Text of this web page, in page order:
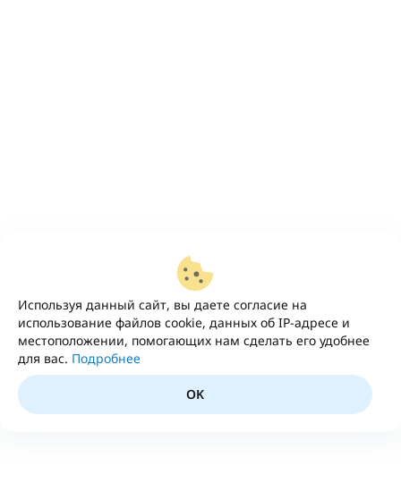
Используя данный сайт, вы даете согласие на
использование файлов cookie, данных об IP-адресе и
местоположении, помогающих нам сделать его удобнее
для вас. Подробнее
OK